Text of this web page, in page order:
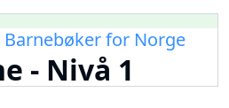
for Norge
- Nivå 1